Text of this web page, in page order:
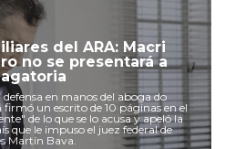
del ARA: Macri
no se presentará a
en manos del aboga do
un escrito de 10 páginas en el
de lo que se lo acusa y apeló la
que le impuso el juez federal de
Martín Bava.